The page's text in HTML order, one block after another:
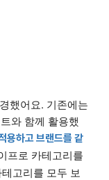
했어요. 기존에는
와 함께 활용했
용하고 브랜드를 같
프로 카테고리를
고리를 모두 보